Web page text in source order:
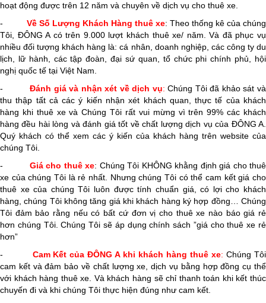
hoạt động được trên 12 năm và chuyên về dịch vụ cho thuê xe.
- Về Số Lượng Khách Hàng thuê xe: Theo thống kê của chúng
Tôi, ĐÔNG A có trên 9.000 lượt khách thuê xe/ năm. Và đã phục vụ
nhiều đối tượng khách hàng là: cá nhân, doanh nghiệp, các công ty du
lịch, lữ hành, các tập đoàn, đại sứ quan, tổ chức phi chính phủ, hội
nghị quốc tế tại Việt Nam.
-Đánh giá và nhận xét về dịch vụ: Chúng Tôi đã khảo sát và
thu thập tất cả các ý kiến nhận xét khách quan, thực tế của khách
hàng khi thuê xe và Chúng Tôi rất vui mừng vì trên 99% các khách
hàng đều hài lòng và đánh giá tốt về chất lượng dịch vụ của ĐÔNG A.
Quý khách có thể xem các ý kiến của khách hàng trên website của
chúng Tôi.
- Giá cho thuê xe: Chúng Tôi KHÔNG khằng định giá cho thuê
xe của chúng Tôi là rẻ nhất. Nhưng chúng Tôi có thể cam kết giá cho
thuê xe của chúng Tôi luôn được tính chuẩn giá, có lợi cho khách
hàng, chúng Tôi không tăng giá khi khách hàng ký hợp đồng… Chúng
Tôi đảm bảo rằng nếu có bất cứ đơn vị cho thuê xe nào báo giá rẻ
hơn chúng Tôi. Chúng Tôi sẽ áp dụng chính sách ”giá cho thuê xe rẻ
hơn”
-
Cam Kết của ĐÔNG A khi khách hàng thuê xe: Chúng Tôi
cam kết và đảm bảo về chất lượng xe, dịch vụ bằng hợp đồng cụ thể
với khách hàng thuê xe. Và khách hàng sẽ chỉ thanh toán khi kết thúc
chuyến đi và khi chúng Tôi thực hiện đúng như cam kết.